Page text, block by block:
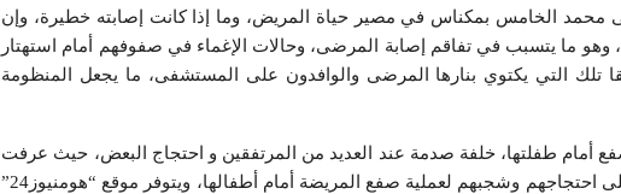
الخامس بمكناس في مصير حياة المريض، وما إذا كانت إصابته خطيرة، وإن
وهو ما يتسبب في تفاقم إصابة المرضى، وحالات الإغماء في صفوفهم أمام استهتار
التي يكتوي بنارها المرضى والوافدون على المستشفى، ما يجعل المنظومة
2023، سيدة مريضة الى الصفع أمام طفلتها، خلفة صدمة عند العديد من المرتفقين و احتجاج البعض، حيث عرفت
الواقعة تدخل فرد من اصحاب العضلات المفتولة وبخ المترفقين على احتجاجهم وشجبهم لعملية صفع المريضة أمام أطفالها، ويتوفر موقع “هومنيوز24”